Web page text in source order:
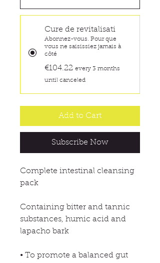
Cure de revitalisati
Abonnez-vous. Pour que
vous ne saisissiez jamais à
côté
€104.22 every 3 months
until canceled
Add to Cart
Subscribe Now
Complete intestinal cleansing
pack
Containing bitter and tannic
substances, humic acid and
lapacho bark
• To promote a balanced gut